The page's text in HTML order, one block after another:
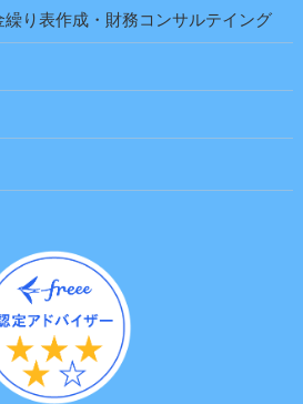
り表作成・財務コンサルテイング